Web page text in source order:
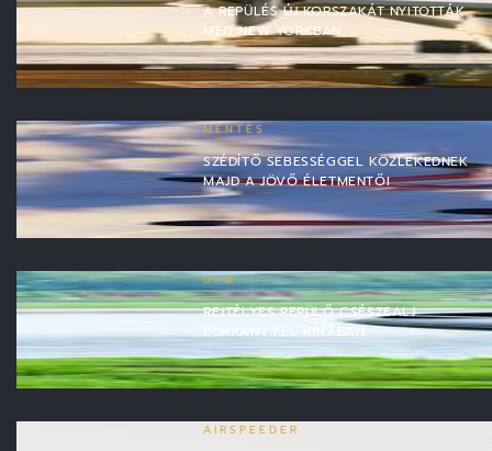
A REPÜLÉS ÚJ KORSZAKÁT NYITOTTÁK
MEG NEW YORKBAN
MENTÉS
SZÉDÍTŐ SEBESSÉGGEL KÖZLEKEDNEK
MAJD A JÖVŐ ÉLETMENTŐI
UFO
REJTÉLYES REPÜLŐ CSÉSZEALJ
BUKKANT FEL KÍNÁBAN
AIRSPEEDER